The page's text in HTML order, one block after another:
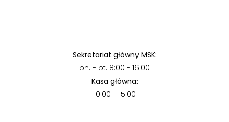
Sekretariat główny MSK:
pn. - pt. 8:00 - 16:00
Kasa główna:
10:00 - 15:00